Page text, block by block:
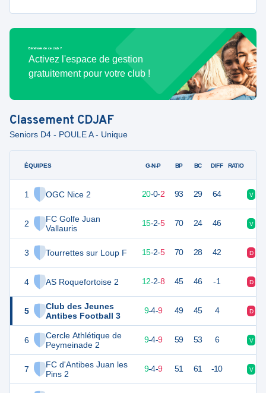
Bénévole de ce club ?
Activez l'espace de gestion
gratuitement pour votre club !
Classement CDJAF
Seniors D4 - POULE A - Unique
ÉQUIPES
1 OGC Nice 2
2
FC Golfe Juan
Vallauris
3 Tourrettes sur Loup F
4 AS Roquefortoise 2
5
Club des Jeunes
Antibes Football 3
6
Cercle Athlétique de
Peymeinade 2
7
FC d'Antibes Juan les
Pins 2
G-N-P BP BC DIFF RATIO
20-0-2 93 29 64 V
15-2-5 70 24 46 V
47 22 15-2-5 70 28 42 D
38 12-2-8 45 46 -1 D
31 9-4-9 49 45 4 D
31 9-4-9 59 53 6 V
30 22 9-4-9 51 61 -10 V